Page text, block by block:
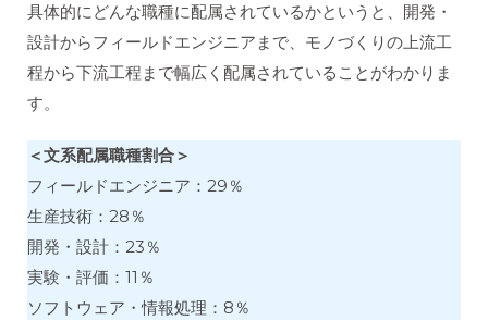
具体的にどんな職種に配属されているかというと、開発・
設計からフィールドエンジニアまで、モノづくりの上流工
程から下流工程まで幅広く配属されていることがわかりま
す。
＜文系配属職種割合＞
フィールドエンジニア：29％
生産技術：28％
開発・設計：23％
実験・評価：11％
ソフトウェア・情報処理：8％